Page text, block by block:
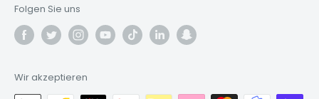
Folgen Sie uns
Wir akzeptieren